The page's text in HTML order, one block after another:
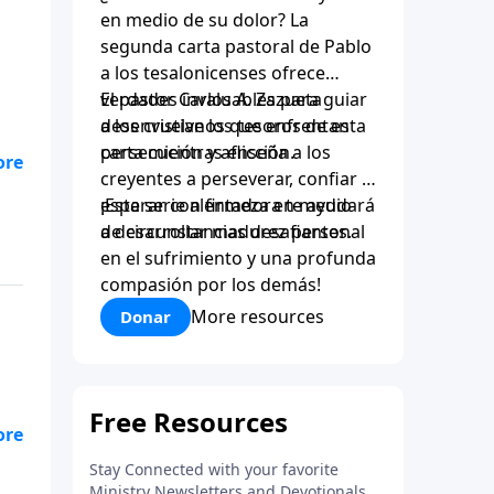
en medio de su dolor? La
segunda carta pastoral de Pablo
a los tesalonicenses ofrece
verdades invaluables para guiar
a los cristianos que enfrentan
persecución y aflicción.
El pastor Carlos A. Zazueta
desenvuelve los tesoros de esta
carta mientras enseña a los
creyentes a perseverar, confiar y
esperar con firmeza en medio
de circunstancias desafiantes.
¡Esta serie alentadora te ayudará
a desarrollar madurez personal
en el sufrimiento y una profunda
compasión por los demás!
Donar More resources